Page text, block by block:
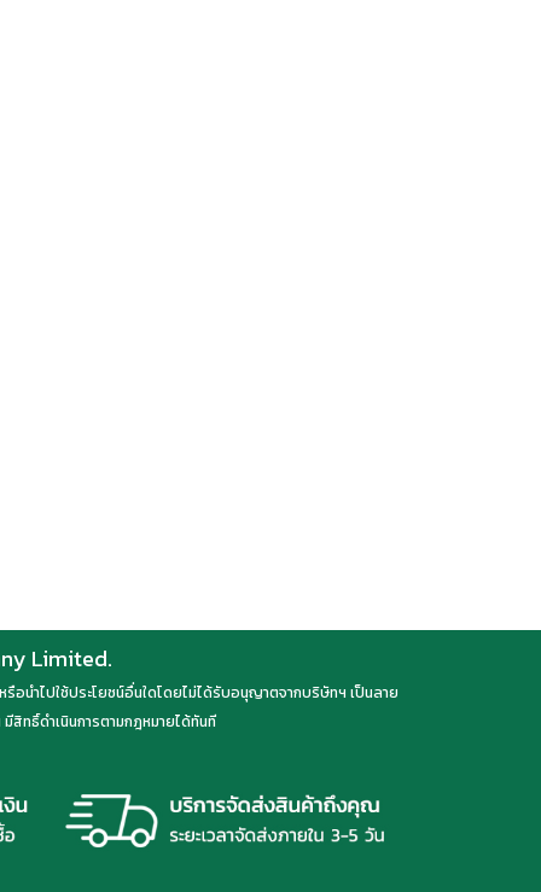
Limited.
นำไปใช้ประโยชน์อื่นใดโดยไม่ได้รับอนุญาตจากบริษัทฯ เป็นลาย
สิทธิ์ดำเนินการตามกฎหมายได้ทันที